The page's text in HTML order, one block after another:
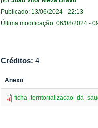
Publicado: 13/06/2024 - 22:13
Última modificação: 06/08/2024 -
Créditos: 4
Anexo